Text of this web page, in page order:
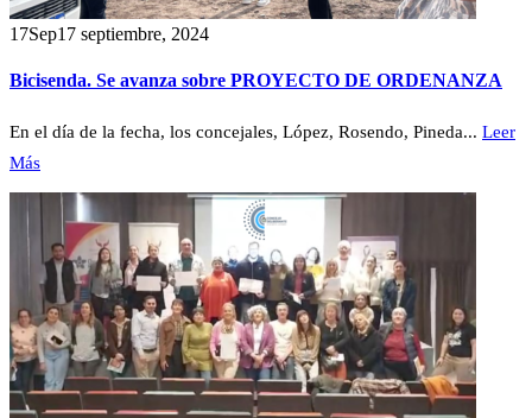
17Sep17 septiembre, 2024
Bicisenda. Se avanza sobre PROYECTO DE ORDENANZA
En el día de la fecha, los concejales, López, Rosendo, Pineda... Leer
Más